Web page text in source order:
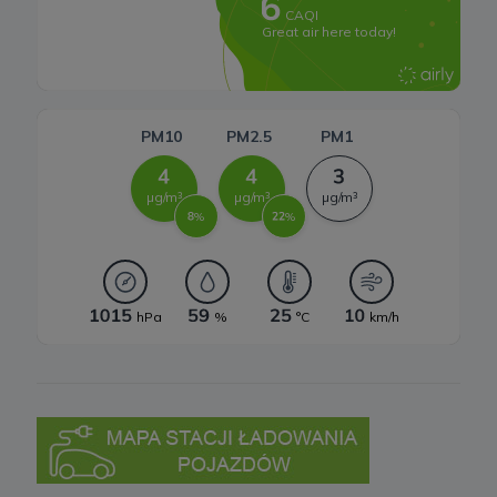
9. Prawa podmiotów danych
Zgodnie z RODO, przysługuje Ci:
a) prawo dostępu do swoich danych oraz otrzymania ich kopii;
d) prawo do wniesienia sprzeciwu wobec przetwarzania danych;
e) prawo do przenoszenia danych;
10 .Przekazywanie danych do państwa trzeciego lub
organizacji międzynarodowej
1. Co to są pliki cookies?
Cookies to fragmenty informacji, które są przechowywane na
Twoim komputerze, tablecie lub telefonie („Urządzenia końcowe”),
w momencie gdy odwiedzasz stronę internetową. Cookies